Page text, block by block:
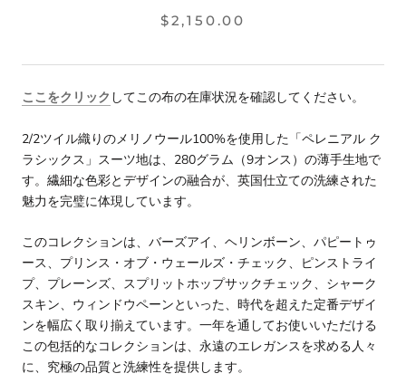
$2,150.00
ここをクリック してこの布の在庫状況を確認してください。
2/2ツイル織りのメリノウール100%を使用した「ペレニアル ク
ラシックス」スーツ地は、280グラム（9オンス）の薄手生地で
す。繊細な色彩とデザインの融合が、英国仕立ての洗練された
魅力を完璧に体現しています。
このコレクションは、バーズアイ、ヘリンボーン、パピートゥ
ース、プリンス・オブ・ウェールズ・チェック、ピンストライ
プ、プレーンズ、スプリットホップサックチェック、シャーク
スキン、ウィンドウペーンといった、時代を超えた定番デザイ
ンを幅広く取り揃えています。一年を通してお使いいただける
この包括的なコレクションは、永遠のエレガンスを求める人々
に、究極の品質と洗練性を提供します。